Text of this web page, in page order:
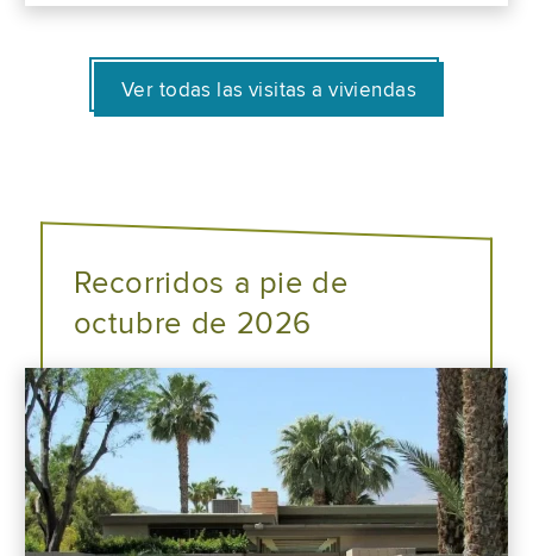
Ver todas las visitas a viviendas
Recorridos a pie de
octubre de 2026